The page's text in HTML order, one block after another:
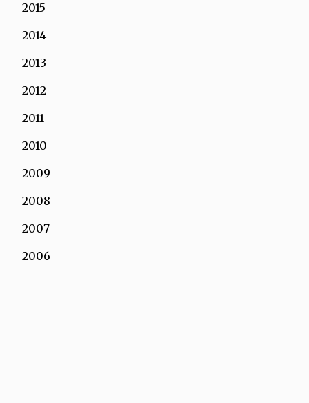
2015
2014
2013
2012
2011
2010
2009
2008
2007
2006